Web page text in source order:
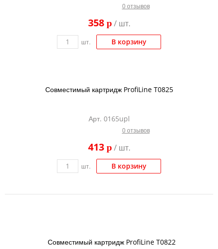
0 отзывов
358 p/ шт.
шт. В корзину
Совместимый картридж ProfiLine T0825
Арт. 0165upl
0 отзывов
413 p/ шт.
шт. В корзину
Совместимый картридж ProfiLine T0822